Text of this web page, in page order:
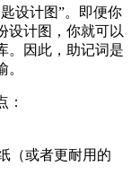
设计图”。即便你
设计图，你就可以
。因此，助记词是
：
（或者更耐用的